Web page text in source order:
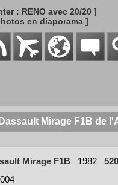
: RENO avec 20/20 ]
en diaporama ]
Mirage F1B de
Mirage F1B 1982 520